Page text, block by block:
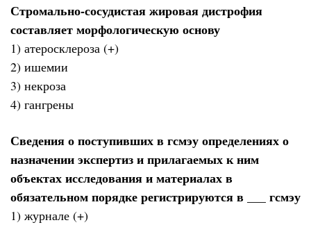
Стромально-сосудистая жировая дистрофия
составляет морфологическую основу
1) атеросклероза (+)
2) ишемии
3) некроза
4) гангрены
Сведения о поступивших в гсмэу определениях о
назначении экспертиз и прилагаемых к ним
объектах исследования и материалах в
обязательном порядке регистрируются в ___ гсмэу
1) журнале (+)